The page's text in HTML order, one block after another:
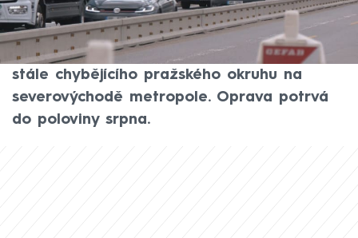
Se začátkem letních prázdnin čeká Prahu
další rekonstrukce zásadní komunikace.
Ulice Kbelská je důležitou tranzitní spojnicí
stále chybějícího pražského okruhu na
severovýchodě metropole. Oprava potrvá
do poloviny srpna.